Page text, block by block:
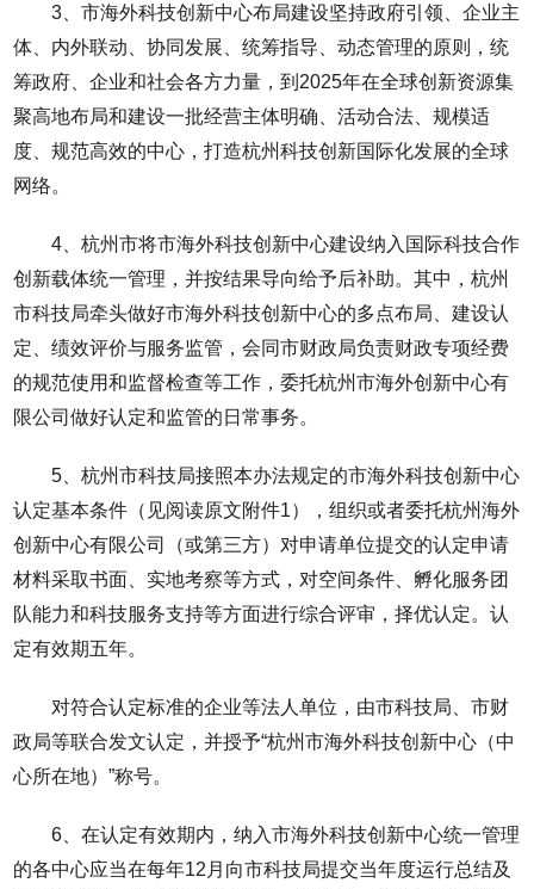
3、市海外科技创新中心布局建设坚持政府引领、企业主
体、内外联动、协同发展、统筹指导、动态管理的原则，统
筹政府、企业和社会各方力量，到2025年在全球创新资源集
聚高地布局和建设一批经营主体明确、活动合法、规模适
度、规范高效的中心，打造杭州科技创新国际化发展的全球
网络。
4、杭州市将市海外科技创新中心建设纳入国际科技合作
创新载体统一管理，并按结果导向给予后补助。其中，杭州
市科技局牵头做好市海外科技创新中心的多点布局、建设认
定、绩效评价与服务监管，会同市财政局负责财政专项经费
的规范使用和监督检查等工作，委托杭州市海外创新中心有
限公司做好认定和监管的日常事务。
5、杭州市科技局接照本办法规定的市海外科技创新中心
认定基本条件（见阅读原文附件1），组织或者委托杭州海外
创新中心有限公司（或第三方）对申请单位提交的认定申请
材料采取书面、实地考察等方式，对空间条件、孵化服务团
队能力和科技服务支持等方面进行综合评审，择优认定。认
定有效期五年。
对符合认定标准的企业等法人单位，由市科技局、市财
政局等联合发文认定，并授予“杭州市海外科技创新中心（中
心所在地）”称号。
6、在认定有效期内，纳入市海外科技创新中心统一管理
的各中心应当在每年12月向市科技局提交当年度运行总结及